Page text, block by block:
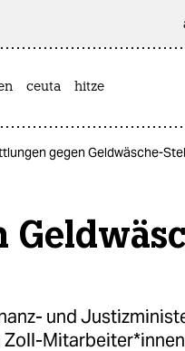
ceuta hitze
gegen Geldwäsche-
und